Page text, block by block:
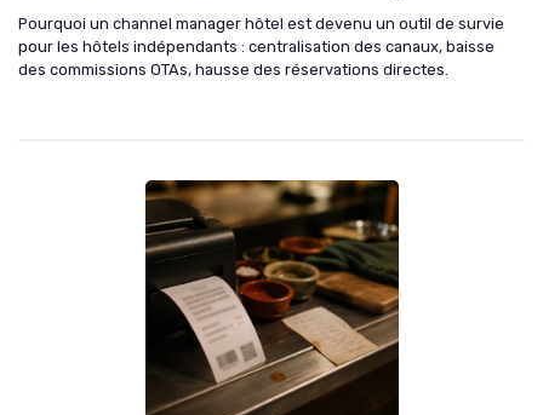
Pourquoi un channel manager hôtel est devenu un outil de survie
pour les hôtels indépendants : centralisation des canaux, baisse
des commissions OTAs, hausse des réservations directes.